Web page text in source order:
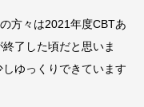
方々は2021年度CBTあ
了した頃だと思いま
ゆっくりできています